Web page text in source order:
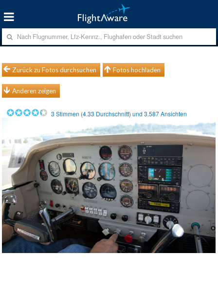
Zurück zu Fotos durchsuchen Fotos hochladen
Anderen zeigen
3 Stimmen (4.33 Durchschnitt) und3.587Ansichten